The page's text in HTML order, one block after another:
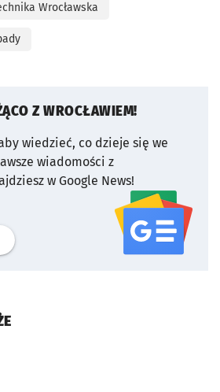
Wrocławska
Z WROCŁAWIEM!
wiedzieć, co dzieje się we
wiadomości z
w Google News!
serwisu